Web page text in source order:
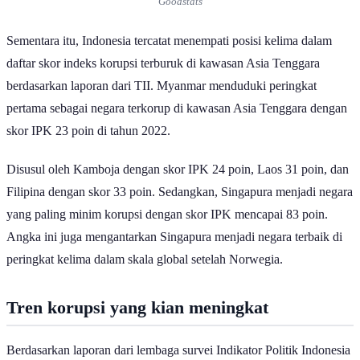
Sementara itu, Indonesia tercatat menempati posisi kelima dalam
daftar skor indeks korupsi terburuk di kawasan Asia Tenggara
berdasarkan laporan dari TII. Myanmar menduduki peringkat
pertama sebagai negara terkorup di kawasan Asia Tenggara dengan
skor IPK 23 poin di tahun 2022.
Disusul oleh Kamboja dengan skor IPK 24 poin, Laos 31 poin, dan
Filipina dengan skor 33 poin. Sedangkan, Singapura menjadi negara
yang paling minim korupsi dengan skor IPK mencapai 83 poin.
Angka ini juga mengantarkan Singapura menjadi negara terbaik di
peringkat kelima dalam skala global setelah Norwegia.
Tren korupsi yang kian meningkat
Berdasarkan laporan dari lembaga survei Indikator Politik Indonesia